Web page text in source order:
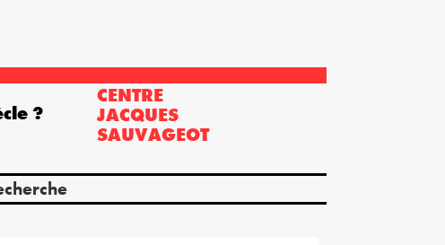
CENTRE
JACQUES
SAUVAGEOT
?